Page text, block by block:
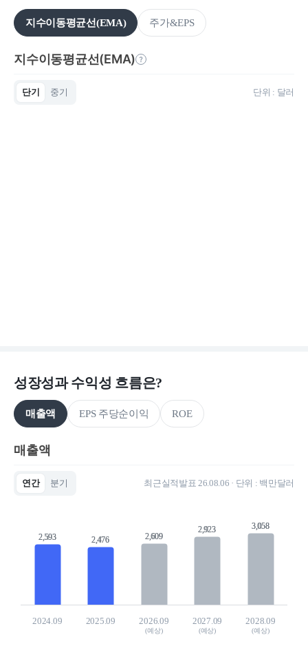
지수이동평균선(EMA) 주가&EPS
지수이동평균선(EMA)
단기 중기 단위 : 달러
성장성과 수익성 흐름은?
매출액 EPS 주당순이익 ROE
매출액
연간 분기 최근실적발표 26.08.06 · 단위 : 백만달러
The chart has 1 X axis displaying categories.
The chart has 1 Y axis displaying values. Data ranges
2,593
2,593 2,476
2,476 2,609
2,609
2,923
2,923 3,058
3,058
2024.09 2025.09 2026.09
(예상)
2027.09
(예상)
2028.09
(예상)